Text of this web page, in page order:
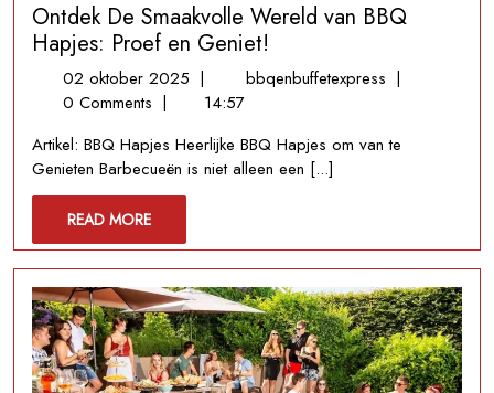
Ontdek De Smaakvolle Wereld van BBQ
Hapjes: Proef en Geniet!
02 oktober 2025 02
oktober
| bbqenbuffetexpress Ontdek
Wereld
Proef
en
Geniet!
|
0 Comments |
14:57
Artikel: BBQ Hapjes Heerlijke BBQ Hapjes om van te
Genieten Barbecueën is niet alleen een [...]
READ MOREREAD
MORE